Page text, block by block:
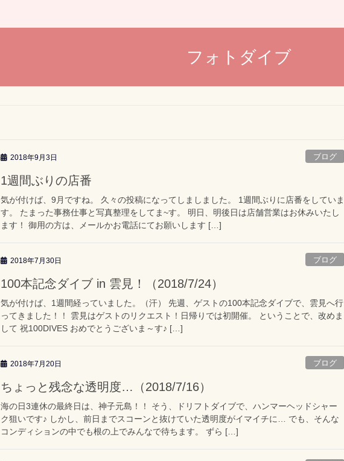
フォトダイブ
2018年9月3日 ブログ
1週間ぶりの店番
気が付けば、9月ですね。 久々の投稿になってしましました。 1週間ぶりに店番をしていま
す。 たまった事務仕事と写真整理をしてま~す。 明日、明後日は店舗営業はお休みいたし
ます！ 御用の方は、メールかお電話にてお願いします […]
2018年7月30日 ブログ
100本記念ダイブ in 雲見！（2018/7/24）
気が付けば、1週間経っていました。（汗） 先週、ゲストの100本記念ダイブで、雲見へ行
ってきました！！ 雲見はゲストのリクエスト！日帰りでは初開催。 ということで、改めま
して 祝100DIVES おめでとうございま～す♪ […]
2018年7月20日 ブログ
ちょっと残念な透明度…（2018/7/16）
海の日3連休の最終日は、神子元島！！ そう、ドリフトダイブで、ハンマーヘッドシャー
ク狙いです♪ しかし、前日までスコーンと抜けていた透明度がイマイチに… でも、そんな
コンディションの中でも根の上でみんなで待ちます。 ずら […]